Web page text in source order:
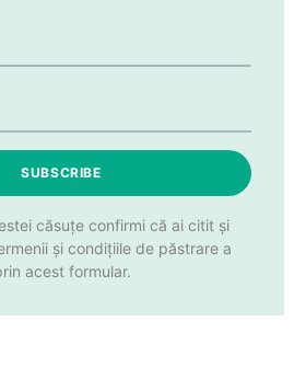
SUBSCRIBE
căsuțe confirmi că ai citit și
și condițiile de păstrare a
acest formular.